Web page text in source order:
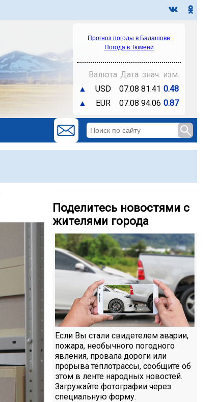
Прогноз погоды в Балашове
Погода в Тюмени
Валюта Дата знач. изм.
▲
USD 07.08 81.41 0.48
▲
EUR 07.08 94.06 0.87
Поделитесь новостями с
жителями города
Если Вы стали свидетелем аварии,
пожара, необычного погодного
явления, провала дороги или
прорыва теплотрассы, сообщите об
этом в ленте народных новостей.
Загружайте фотографии через
специальную форму.